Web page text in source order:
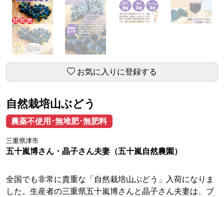
お気に入りに登録する
自然栽培山ぶどう
農薬不使用･無堆肥･無肥料
三重県津市
五十嵐博さん・晶子さん夫妻（五十嵐自然農園）
全国でも非常に貴重な「自然栽培山ぶどう」入荷になりま
した。生産者の三重県五十嵐博さんと晶子さん夫妻は、ブ